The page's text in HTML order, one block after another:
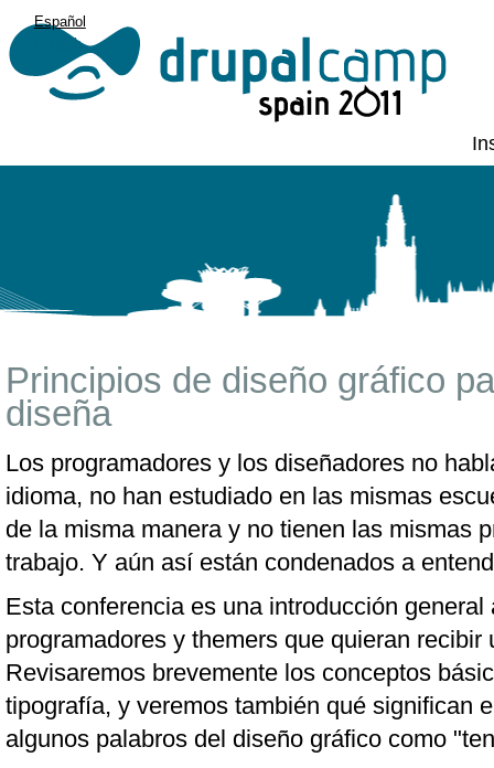
Español
English
Principios de diseño gráfico
diseña
Los programadores y los diseñadores no
idioma, no han estudiado en las mismas
de la misma manera y no tienen las mismas
trabajo. Y aún así están condenados a
Esta conferencia es una introducción
programadores y themers que quieran
Revisaremos brevemente los conceptos
tipografía, y veremos también qué significan
algunos palabros del diseño gráfico como